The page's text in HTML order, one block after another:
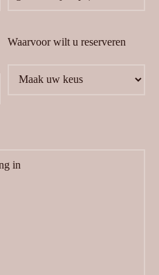
Waarvoor wilt u reserveren